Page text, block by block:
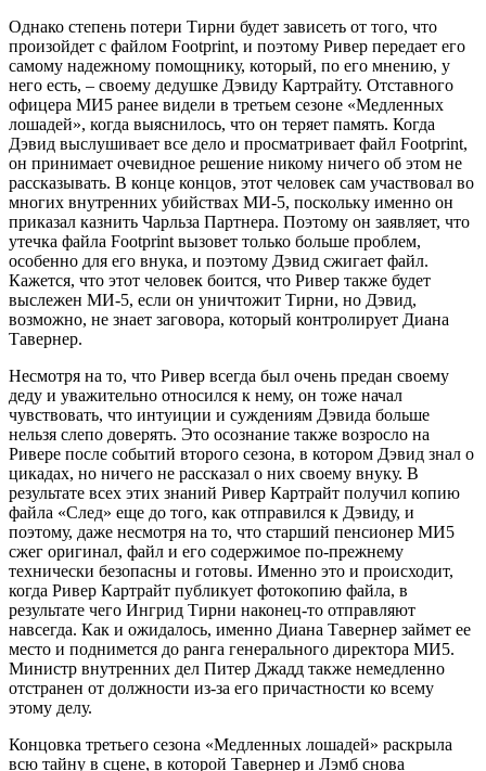
Однако степень потери Тирни будет зависеть от того, что
произойдет с файлом Footprint, и поэтому Ривер передает его
самому надежному помощнику, который, по его мнению, у
него есть, – своему дедушке Дэвиду Картрайту. Отставного
офицера МИ5 ранее видели в третьем сезоне «Медленных
лошадей», когда выяснилось, что он теряет память. Когда
Дэвид выслушивает все дело и просматривает файл Footprint,
он принимает очевидное решение никому ничего об этом не
рассказывать. В конце концов, этот человек сам участвовал во
многих внутренних убийствах МИ-5, поскольку именно он
приказал казнить Чарльза Партнера. Поэтому он заявляет, что
утечка файла Footprint вызовет только больше проблем,
особенно для его внука, и поэтому Дэвид сжигает файл.
Кажется, что этот человек боится, что Ривер также будет
выслежен МИ-5, если он уничтожит Тирни, но Дэвид,
возможно, не знает заговора, который контролирует Диана
Тавернер.
Несмотря на то, что Ривер всегда был очень предан своему
деду и уважительно относился к нему, он тоже начал
чувствовать, что интуиции и суждениям Дэвида больше
нельзя слепо доверять. Это осознание также возросло на
Ривере после событий второго сезона, в котором Дэвид знал о
цикадах, но ничего не рассказал о них своему внуку. В
результате всех этих знаний Ривер Картрайт получил копию
файла «След» еще до того, как отправился к Дэвиду, и
поэтому, даже несмотря на то, что старший пенсионер МИ5
сжег оригинал, файл и его содержимое по-прежнему
технически безопасны и готовы. Именно это и происходит,
когда Ривер Картрайт публикует фотокопию файла, в
результате чего Ингрид Тирни наконец-то отправляют
навсегда. Как и ожидалось, именно Диана Тавернер займет ее
место и поднимется до ранга генерального директора МИ5.
Министр внутренних дел Питер Джадд также немедленно
отстранен от должности из-за его причастности ко всему
этому делу.
Концовка третьего сезона «Медленных лошадей» раскрыла
всю тайну в сцене, в которой Тавернер и Лэмб снова